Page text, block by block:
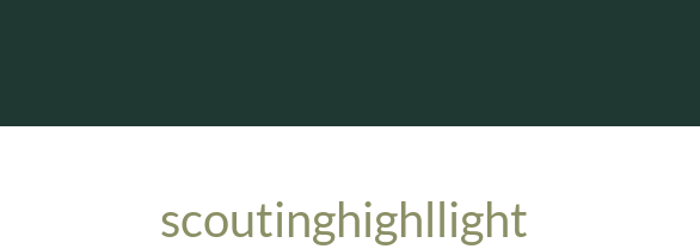
scoutinghighllight